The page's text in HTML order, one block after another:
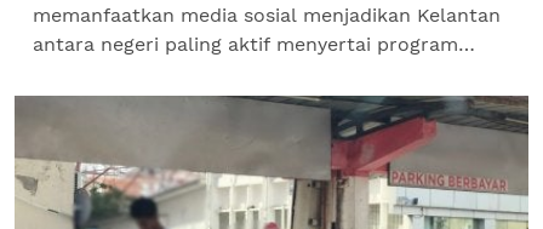
memanfaatkan media sosial menjadikan Kelantan
antara negeri paling aktif menyertai program
sebanyak 765...